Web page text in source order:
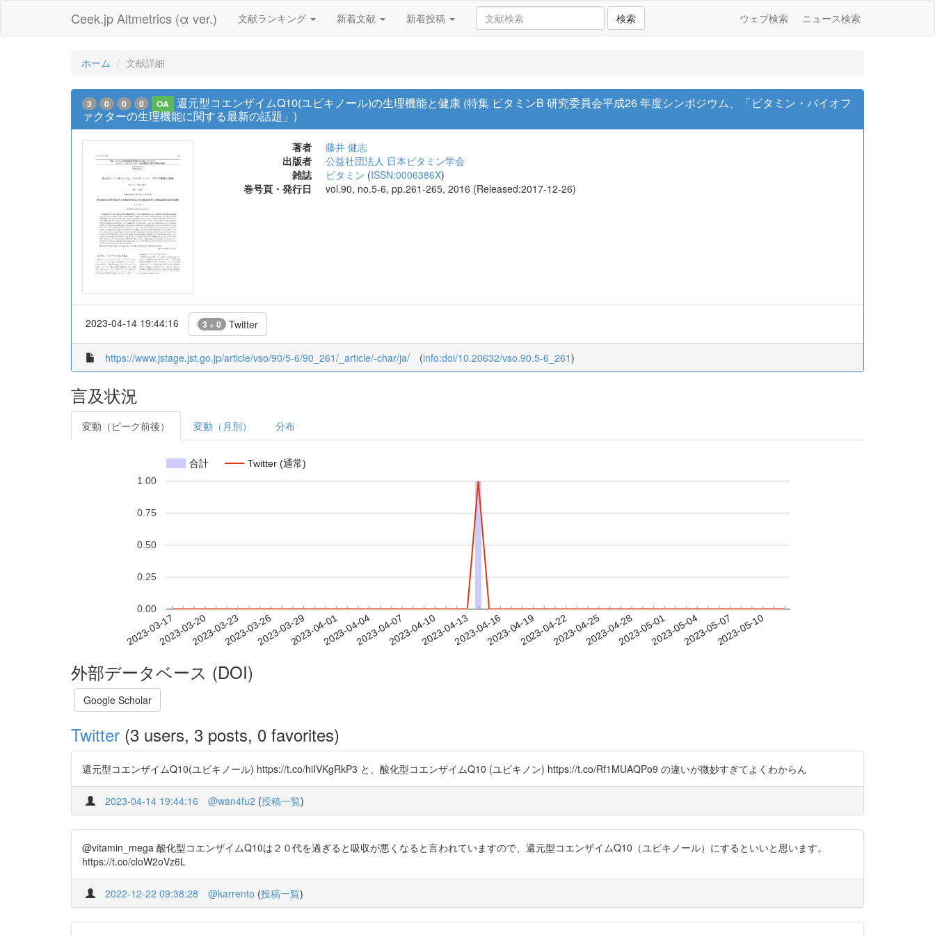
Ceek.jp Altmetrics (α ver.) 文献ランキング 新着文献 新着投稿 検索 ウェブ検索 ニュース検索
ホーム 文献詳細
3 0 0 0 OA
還元型コエンザイムQ10(ユビキノール)の生理機能と健康 (特集 ビタミンB 研究委員会平成26 年度シンポジウム、「ビタミン・バイオフ
ァクターの生理機能に関する最新の話題」)
著者
藤井 健志
出版者
公益社団法人 日本ビタミン学会
雑誌
ビタミン (ISSN:0006386X)
巻号頁・発行日
vol.90, no.5-6, pp.261-265, 2016 (Released:2017-12-26)
2023-04-14 19:44:16 3 + 0 Twitter
https://www.jstage.jst.go.jp/article/vso/90/5-6/90_261/_article/-char/ja/ (info:doi/10.20632/vso.90.5-6_261)
言及状況
変動（ピーク前後） 変動（月別） 分布
合計 Twitter (通常)
2023-03-172023-03-202023-03-232023-03-262023-03-292023-04-012023-04-042023-04-072023-04-102023-04-132023-04-162023-04-192023-04-222023-04-252023-04-282023-05-012023-05-042023-05-072023-05-10
0.00
0.25
0.50
0.75
1.00
外部データベース (DOI)
Google Scholar
Twitter (3 users, 3 posts, 0 favorites)
還元型コエンザイムQ10(ユビキノール) https://t.co/hiIVKgRkP3 と、酸化型コエンザイムQ10 (ユビキノン) https://t.co/Rf1MUAQPo9 の違いが微妙すぎてよくわからん
2023-04-14 19:44:16 @wan4fu2 (投稿一覧)
@vitamin_mega 酸化型コエンザイムQ10は２０代を過ぎると吸収が悪くなると言われていますので、還元型コエンザイムQ10（ユビキノール）にするといいと思います。
https://t.co/cloW2oVz6L
2022-12-22 09:38:28 @karrento (投稿一覧)